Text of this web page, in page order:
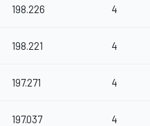
198.226 4
198.221 4
197.271 4
197.037 4